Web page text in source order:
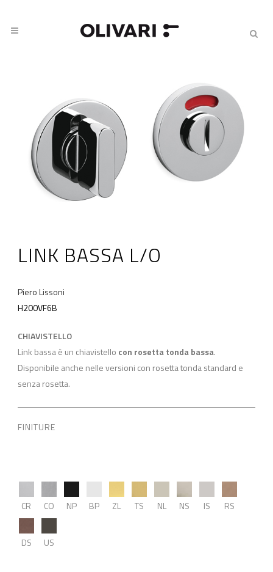
LINK BASSA L/O
Piero Lissoni
H200VF6B
CHIAVISTELLO
Link bassa è un chiavistello con rosetta tonda bassa.
Disponibile anche nelle versioni con rosetta tonda standard e
senza rosetta.
FINITURE
CR CO NP BP ZL TS NL NS IS RS
DS US